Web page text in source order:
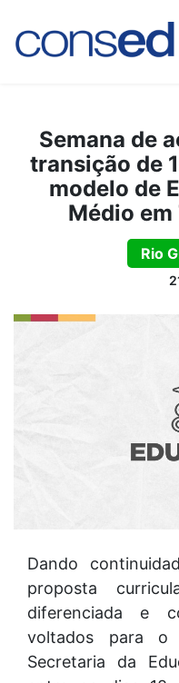
Semana de
transição de
modelo de
Médio
Rio
Dando
proposta
diferenciada e
voltados para o
Secretaria da